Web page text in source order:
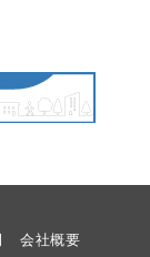
会社概要